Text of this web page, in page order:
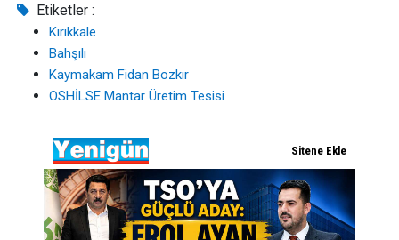
Etiketler :
Kırıkkale
Bahşılı
Kaymakam Fidan Bozkır
OSHİLSE Mantar Üretim Tesisi